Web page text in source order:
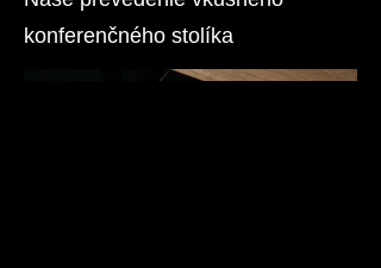
konferenčného stolíka